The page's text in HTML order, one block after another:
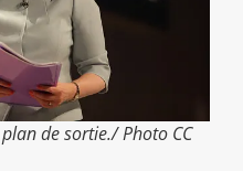
de sortie./ Photo CC